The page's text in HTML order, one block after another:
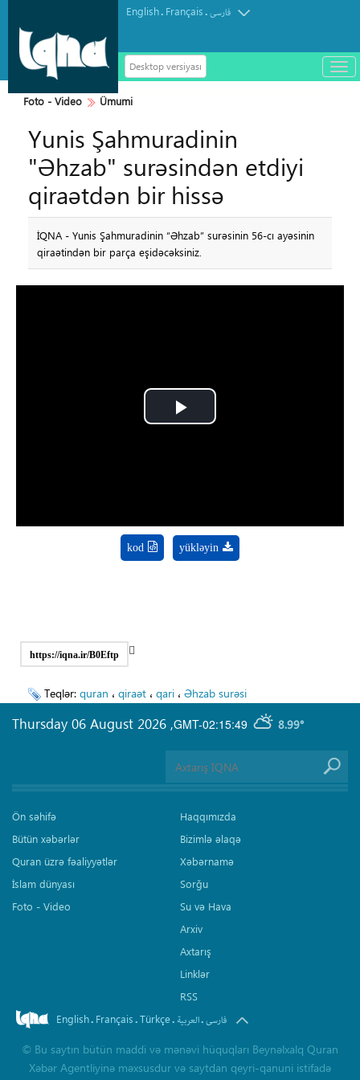
English. Français.فارسی
Desktop versiyası
باز
و
Foto - Video Ümumi
Yunis Şahmuradinin
"Əhzab" surəsindən etdiyi
qiraətdən bir hissə
İQNA - Yunis Şahmuradinin “Əhzab” surəsinin 56-cı ayəsinin
qiraətindən bir parça eşidəcəksiniz.
Play
kod yükləyin
https://iqna.ir/B0Eftp
Teqlər: quran ، qiraət ، qari ، Əhzab surəsi
GMT-02:15:49 8.99°
Thursday 06 August 2026 ,
Ön səhifə
Bütün xəbərlər
Quran üzrə fəaliyyətlər
İslam dünyası
Foto - Video
Haqqımızda
Bizimlə əlaqə
Xəbərnamə
Sorğu
Su və Hava
Arxiv
Axtarış
Linklər
RSS
English. Français.Türkçe. العربیة.فارسی
© Bu saytın bütün maddi və mənəvi hüquqları Beynəlxalq Quran
Xəbər Agentliyinə məxsusdur və saytdan qeyri-qanuni istifadə